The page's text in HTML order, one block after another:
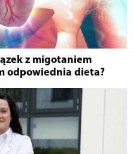
z migotaniem
odpowiednia dieta?